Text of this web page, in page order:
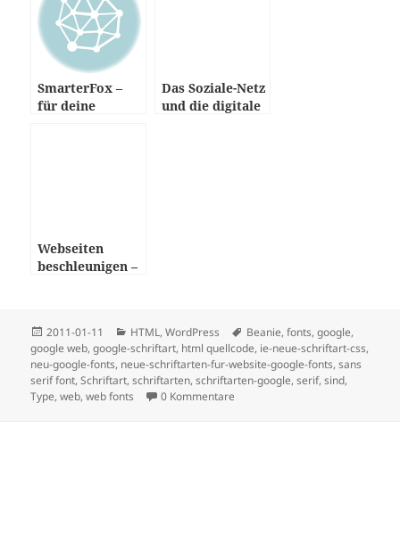
SmarterFox –
für deine
Das Soziale-Netz
und die digitale
Webseiten
beschleunigen –
Posted
on
2011-01-11 Categories
HTML,WordPress Tags
Beanie,fonts,google,
google web,google-schriftart, html quellcode, ie-neue-schriftart-css,
neu-google-fonts, neue-schriftarten-fur-website-google-fonts,sans
serif font,Schriftart,schriftarten,schriftarten-google,serif,sind,
Type,web,web fonts 0 Kommentare